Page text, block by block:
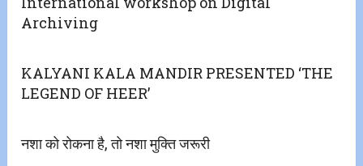
Archiving
KALYANI KALA MANDIR PRESENTED ‘THE
LEGEND OF HEER’
नशा को रोकना है, तो नशा मुक्ति जरूरी